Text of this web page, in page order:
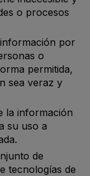
o procesos
por
o
permitida,
sea veraz y
la información
su uso a
de
tecnologías de